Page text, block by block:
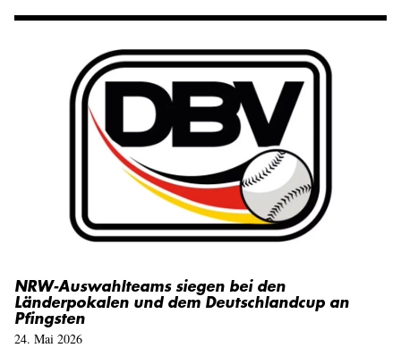
NRW-Auswahlteams siegen bei den
Länderpokalen und dem Deutschlandcup an
Pfingsten
24. Mai 2026